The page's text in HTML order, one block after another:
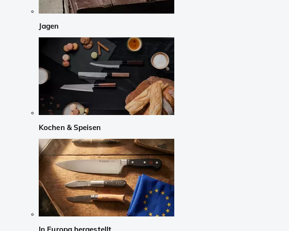
Jagen
Kochen & Speisen
In Europa hergestellt